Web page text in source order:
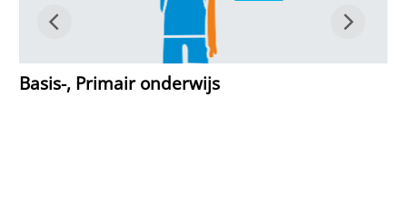
Basis-, Primair onderwijs